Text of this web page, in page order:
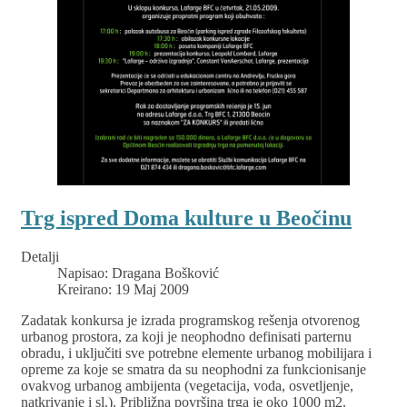
Trg ispred Doma kulture u Beočinu
Detalji
Napisao: Dragana Bošković
Kreirano: 19 Maj 2009
Zadatak konkursa je izrada programskog rešenja otvorenog
urbanog prostora, za koji je neophodno definisati parternu
obradu, i uključiti sve potrebne elemente urbanog mobilijara i
opreme za koje se smatra da su neophodni za funkcionisanje
ovakvog urbanog ambijenta (vegetacija, voda, osvetljenje,
natkrivanje i sl.). Približna površina trga je oko 1000 m2.